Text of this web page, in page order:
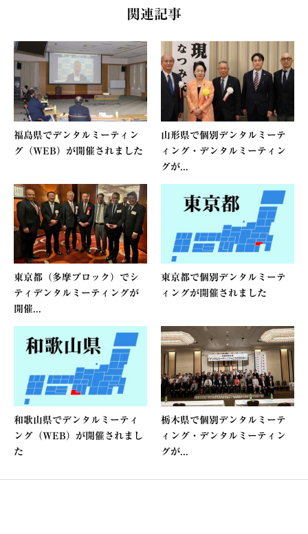
関連記事
福島県でデンタルミーティン
グ（WEB）が開催されました
山形県で個別デンタルミーテ
ィング・デンタルミーティン
グが...
東京都（多摩ブロック）でシ
ティデンタルミーティングが
開催...
東京都で個別デンタルミーテ
ィングが開催されました
和歌山県でデンタルミーティ
ング（WEB）が開催されまし
た
栃木県で個別デンタルミーテ
ィング・デンタルミーティン
グが...